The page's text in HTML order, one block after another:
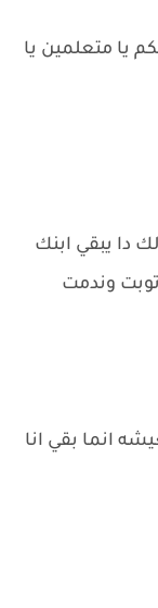
يا متعلمين يا
دا يبقي ابنك
وندمت
انما بقي انا